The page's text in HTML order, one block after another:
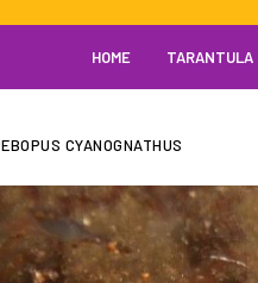
HOME TARANTULA
CYANOGNATHUS